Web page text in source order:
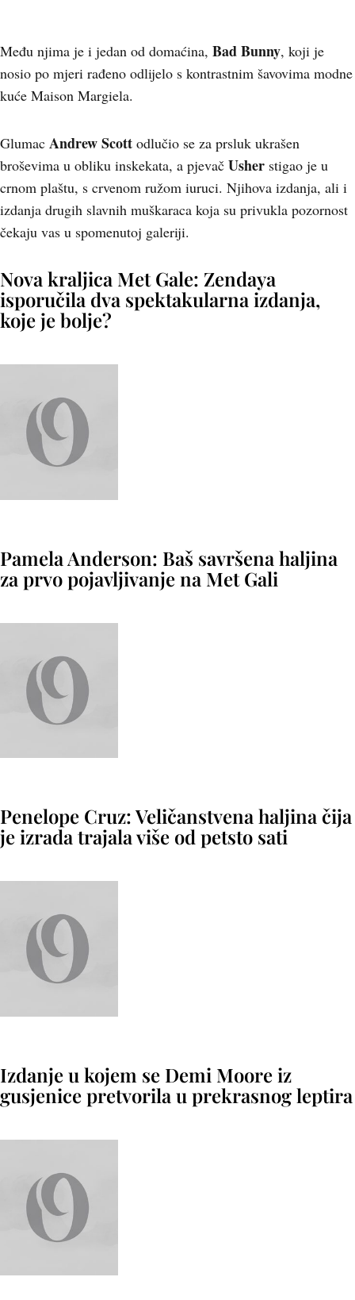
Među njima je i jedan od domaćina, Bad Bunny, koji je
nosio po mjeri rađeno odlijelo s kontrastnim šavovima modne
kuće Maison Margiela.
Glumac Andrew Scott odlučio se za prsluk ukrašen
broševima u obliku inskekata, a pjevač Usher stigao je u
crnom plaštu, s crvenom ružom iuruci. Njihova izdanja, ali i
izdanja drugih slavnih muškaraca koja su privukla pozornost
čekaju vas u spomenutoj galeriji.
Nova kraljica Met Gale: Zendaya
isporučila dva spektakularna izdanja,
koje je bolje?
Pamela Anderson: Baš savršena haljina
za prvo pojavljivanje na Met Gali
Penelope Cruz: Veličanstvena haljina čija
je izrada trajala više od petsto sati
Izdanje u kojem se Demi Moore iz
gusjenice pretvorila u prekrasnog leptira